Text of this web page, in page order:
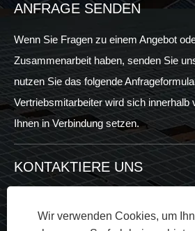
ANFRAGE SENDEN
Wenn Sie Fragen zu einem Angebot
Zusammenarbeit haben, senden Sie
nutzen Sie das folgende
Vertriebsmitarbeiter wird sich innerhalb
Ihnen in Verbindung setzen.
KONTAKTIERE UNS
Wir verwenden Cookies, um